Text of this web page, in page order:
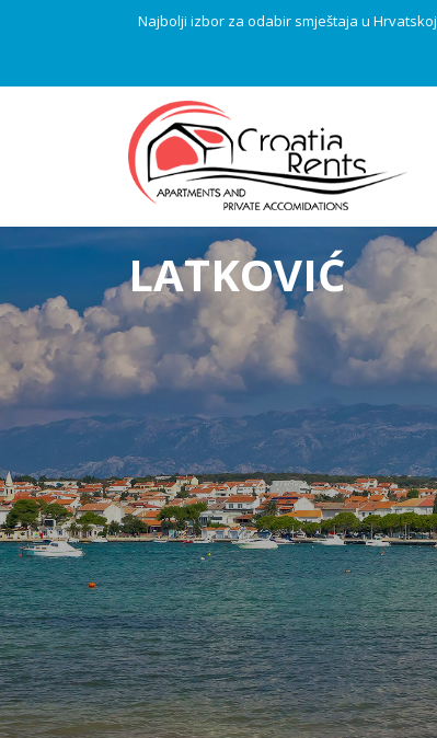
Najbolji izbor za odabir smještaja u Hrvatskoj
LATKOVIĆ